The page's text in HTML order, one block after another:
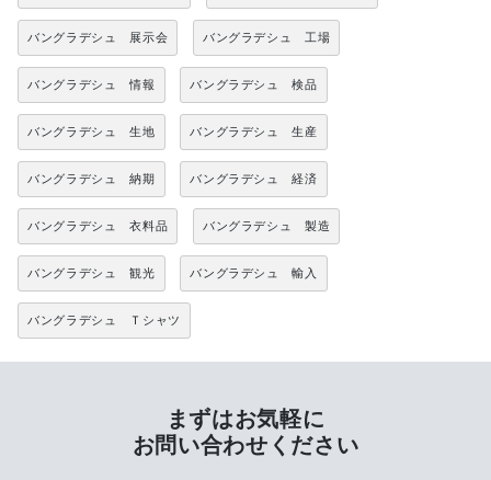
バングラデシュ 展示会 バングラデシュ 工場
バングラデシュ 情報 バングラデシュ 検品
バングラデシュ 生地 バングラデシュ 生産
バングラデシュ 納期 バングラデシュ 経済
バングラデシュ 衣料品 バングラデシュ 製造
バングラデシュ 観光 バングラデシュ 輸入
バングラデシュ Ｔシャツ
まずはお気軽に
お問い合わせください